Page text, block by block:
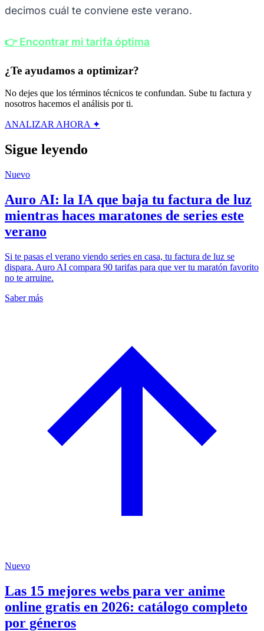
decimos cuál te conviene este verano.
👉 Encontrar mi tarifa óptima
¿Te ayudamos a optimizar?
No dejes que los términos técnicos te confundan. Sube tu factura y
nosotros hacemos el análisis por ti.
ANALIZAR AHORA ✦
Sigue leyendo
Nuevo
Auro AI: la IA que baja tu factura de luz
mientras haces maratones de series este
verano
Si te pasas el verano viendo series en casa, tu factura de luz se
dispara. Auro AI compara 90 tarifas para que ver tu maratón favorito
no te arruine.
Saber más
Nuevo
Las 15 mejores webs para ver anime
online gratis en 2026: catálogo completo
por géneros